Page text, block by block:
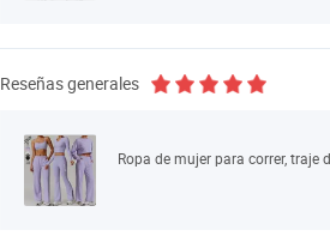
Reseñas generales